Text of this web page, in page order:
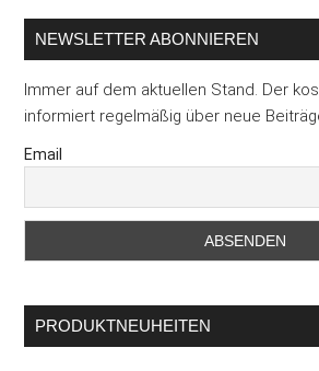
NEWSLETTER ABONNIEREN
Immer auf dem aktuellen Stand. Der
informiert regelmäßig über neue
Email
PRODUKTNEUHEITEN